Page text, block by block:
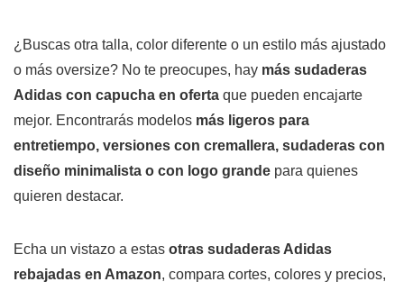
¿Buscas otra talla, color diferente o un estilo más ajustado
o más oversize? No te preocupes, hay más sudaderas
Adidas con capucha en oferta que pueden encajarte
mejor. Encontrarás modelos más ligeros para
entretiempo, versiones con cremallera, sudaderas con
diseño minimalista o con logo grande para quienes
quieren destacar.
Echa un vistazo a estas otras sudaderas Adidas
rebajadas en Amazon, compara cortes, colores y precios,